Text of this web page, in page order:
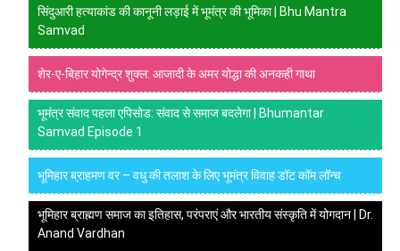
सिंदुआरी हत्याकांड की कानूनी लड़ाई में भूमंत्र की भूमिका | Bhu Mantra
Samvad
शेर-ए-बिहार योगेन्द्र शुक्ल: आजादी के अमर योद्धा की अनकही गाथा
भूमंत्र संवाद पहला एपिसोड: संवाद से समाज बदलेगा | Bhumantar
Samvad Episode 1
भूमिहार ब्राहमण वर – वधु की तलाश के लिए भूमंत्र विवाह डॉट कॉम लॉन्च
भूमिहार ब्राह्मण समाज का इतिहास, परंपराएं और भारतीय संस्कृति में योगदान | Dr.
Anand Vardhan